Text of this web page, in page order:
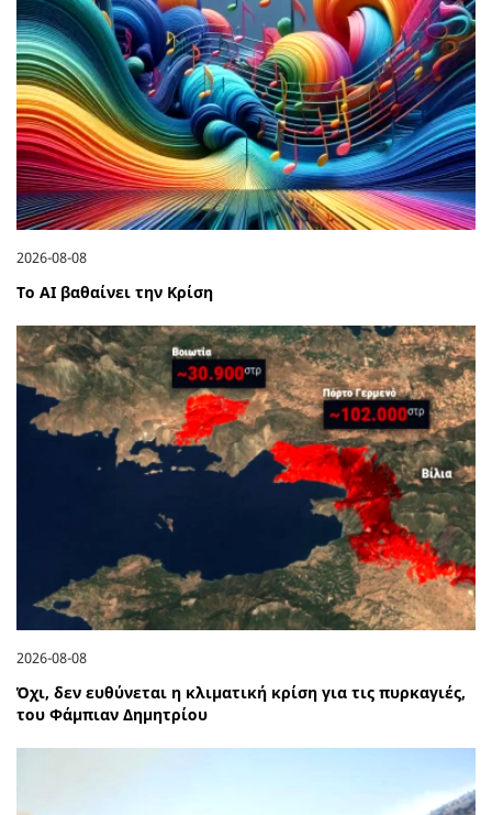
2026-08-08
Το ΑΙ βαθαίνει την Κρίση
2026-08-08
Όχι, δεν ευθύνεται η κλιματική κρίση για τις πυρκαγιές,
του Φάμπιαν Δημητρίου